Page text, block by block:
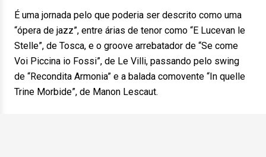
É uma jornada pelo que poderia ser descrito como uma
“ópera de jazz”, entre árias de tenor como “E Lucevan le
Stelle”, de Tosca, e o groove arrebatador de “Se come
Voi Piccina io Fossi”, de Le Villi, passando pelo swing
de “Recondita Armonia” e a balada comovente “In quelle
Trine Morbide”, de Manon Lescaut.